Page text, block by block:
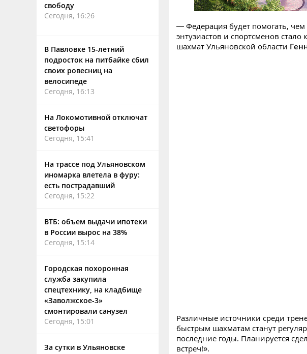
свободу
Сегодня, 16:26
В Павловке 15-летний
подросток на питбайке сбил
своих ровесниц на
велосипеде
Сегодня, 16:13
На Локомотивной отключат
светофоры
Сегодня, 15:41
На трассе под Ульяновском
иномарка влетела в фуру:
есть пострадавший
Сегодня, 15:22
ВТБ: объем выдачи ипотеки
в России вырос на 38%
Сегодня, 15:14
Городская похоронная
служба закупила
спецтехнику, на кладбище
«Заволжское-3»
смонтировали санузел
Сегодня, 15:01
За сутки в Ульяновске
— Федерация будет помогать,
энтузиастов и спортсменов
шахмат Ульяновской области
Различные источники среди
быстрым шахматам станут
последние годы. Планируется
встреч!».